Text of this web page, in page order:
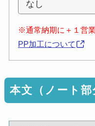
※通常納期に＋１営
PP加工について
本文（ノート部